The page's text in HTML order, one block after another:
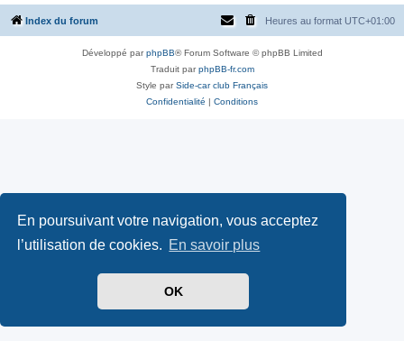
En poursuivant votre navigation, vous acceptez
l’utilisation de cookies. En savoir plus
OK
Index du forum Heures au format UTC+01:00
Développé parphpBB® Forum Software © phpBB Limited
Traduit parphpBB-fr.com
Style parSide-car club Français
Confidentialité | Conditions